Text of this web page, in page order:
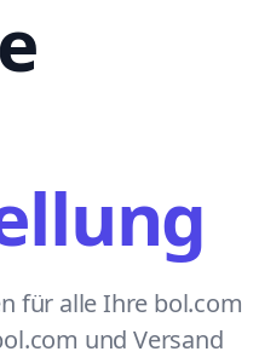
für alle Ihre bol.com
und Versand